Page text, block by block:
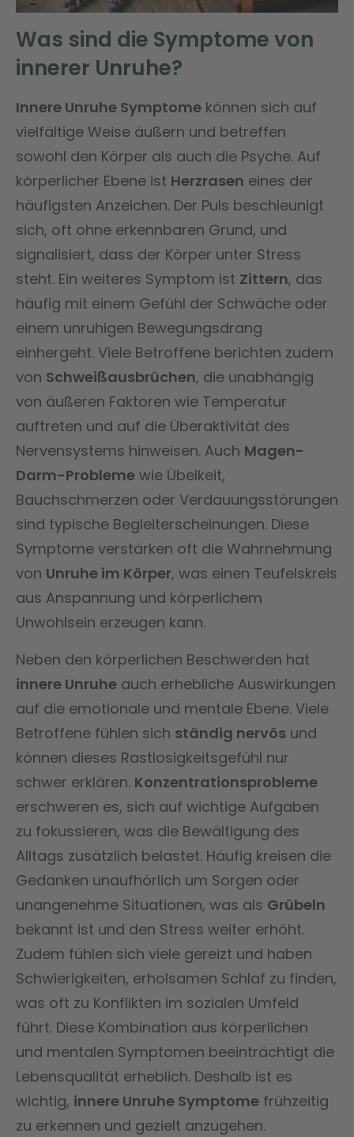
Was sind die Symptome von
innerer Unruhe?
Innere Unruhe Symptome können sich auf
vielfältige Weise äußern und betreffen
sowohl den Körper als auch die Psyche. Auf
körperlicher Ebene ist Herzrasen eines der
häufigsten Anzeichen. Der Puls beschleunigt
sich, oft ohne erkennbaren Grund, und
signalisiert, dass der Körper unter Stress
steht. Ein weiteres Symptom ist Zittern, das
häufig mit einem Gefühl der Schwäche oder
einem unruhigen Bewegungsdrang
einhergeht. Viele Betroffene berichten zudem
von Schweißausbrüchen, die unabhängig
von äußeren Faktoren wie Temperatur
auftreten und auf die Überaktivität des
Nervensystems hinweisen. Auch Magen-
Darm-Probleme wie Übelkeit,
Bauchschmerzen oder Verdauungsstörungen
sind typische Begleiterscheinungen. Diese
Symptome verstärken oft die Wahrnehmung
von Unruhe im Körper, was einen Teufelskreis
aus Anspannung und körperlichem
Unwohlsein erzeugen kann.
Neben den körperlichen Beschwerden hat
innere Unruhe auch erhebliche Auswirkungen
auf die emotionale und mentale Ebene. Viele
Betroffene fühlen sich ständig nervös und
können dieses Rastlosigkeitsgefühl nur
schwer erklären. Konzentrationsprobleme
erschweren es, sich auf wichtige Aufgaben
zu fokussieren, was die Bewältigung des
Alltags zusätzlich belastet. Häufig kreisen die
Gedanken unaufhörlich um Sorgen oder
unangenehme Situationen, was als Grübeln
bekannt ist und den Stress weiter erhöht.
Zudem fühlen sich viele gereizt und haben
Schwierigkeiten, erholsamen Schlaf zu finden,
was oft zu Konflikten im sozialen Umfeld
führt. Diese Kombination aus körperlichen
und mentalen Symptomen beeinträchtigt die
Lebensqualität erheblich. Deshalb ist es
wichtig, innere Unruhe Symptome frühzeitig
zu erkennen und gezielt anzugehen.